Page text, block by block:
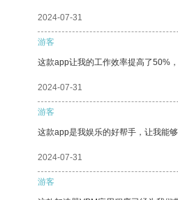
2024-07-31
游客
这款app让我的工作效率提高了50%
2024-07-31
游客
这款app是我娱乐的好帮手，让我能
2024-07-31
游客